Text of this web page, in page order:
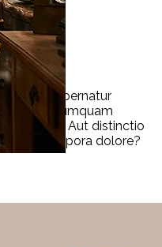
aspernatur
quasi numquam
elit. Aut distinctio
tempora dolore?